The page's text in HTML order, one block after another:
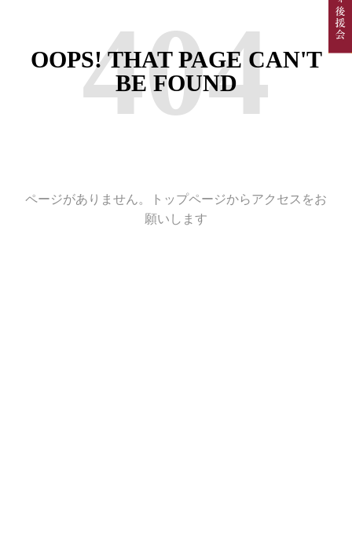
404
OOPS! THAT PAGE CAN'T
BE FOUND
ページがありません。トップページからアクセスをお
願いします